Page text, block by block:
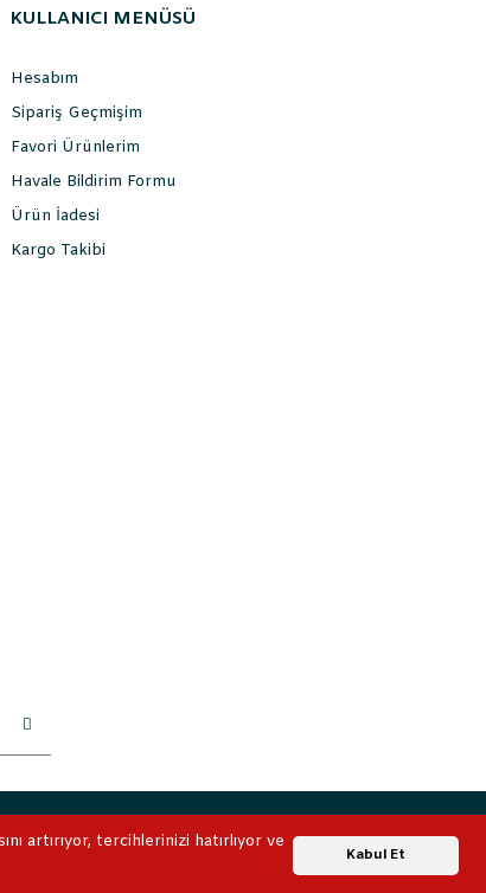
artırıyor, tercihlerinizi hatırlıyor ve
Kabul Et
Whatsapp Destek
KULLANICI MENÜSÜ
Hesabım
Sipariş Geçmişim
Favori Ürünlerim
Havale Bildirim Formu
Ürün İadesi
Kargo Takibi